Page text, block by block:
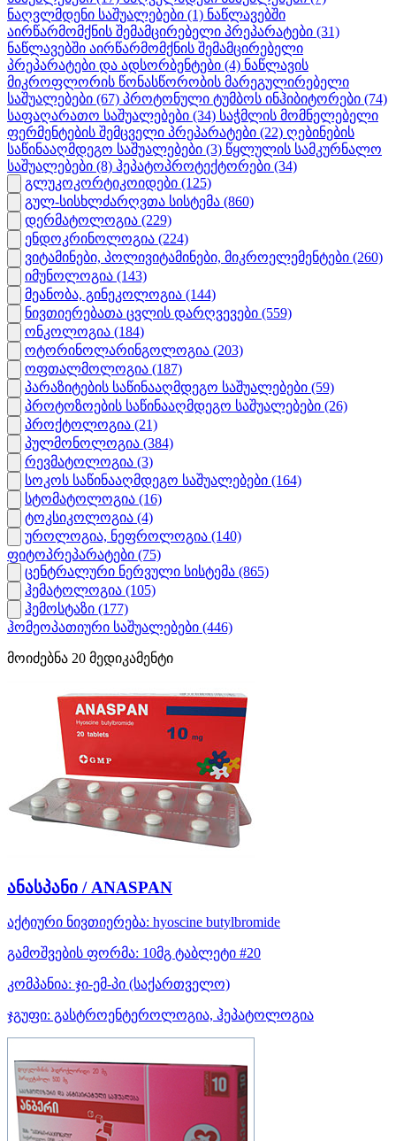
ნაღვლმდენი საშუალებები (1) ნაწლავებში
აირწარმომქნის შემამცირებელი პრეპარატები (31)
ნაწლავებში აირწარმომქნის შემამცირებელი
პრეპარატები და ადსორბენტები (4) ნაწლავის
მიკროფლორის წონასწორობის მარეგულირებელი
საშუალებები (67) პროტონული ტუმბოს ინჰიბიტორები (74)
საფაღარათო საშუალებები (34) საჭმლის მომნელებელი
ფერმენტების შემცველი პრეპარატები (22) ღებინების
საწინააღმდეგო საშუალებები (3) წყლულის სამკურნალო
საშუალებები (8) ჰეპატოპროტექტორები (34)
გლუკოკორტიკოიდები (125)
გულ-სისხლძარღვთა სისტემა (860)
დერმატოლოგია (229)
ენდოკრინოლოგია (224)
ვიტამინები, პოლივიტამინები, მიკროელემენტები (260)
იმუნოლოგია (143)
მეანობა, გინეკოლოგია (144)
ნივთიერებათა ცვლის დარღვევები (559)
ონკოლოგია (184)
ოტორინოლარინგოლოგია (203)
ოფთალმოლოგია (187)
პარაზიტების საწინააღმდეგო საშუალებები (59)
პროტოზოების საწინააღმდეგო საშუალებები (26)
პროქტოლოგია (21)
პულმონოლოგია (384)
რევმატოლოგია (3)
სოკოს საწინააღმდეგო საშუალებები (164)
სტომატოლოგია (16)
ტოკსიკოლოგია (4)
უროლოგია, ნეფროლოგია (140)
ფიტოპრეპარატები (75)
ცენტრალური ნერვული სისტემა (865)
ჰემატოლოგია (105)
ჰემოსტაზი (177)
ჰომეოპათიური საშუალებები (446)
მოიძებნა 20 მედიკამენტი
ანასპანი / ANASPAN
აქტიური ნივთიერება: hyoscine butylbromide
გამოშვების ფორმა: 10მგ ტაბლეტი #20
კომპანია: ჯი-ემ-პი (საქართველო)
ჯგუფი: გასტროენტეროლოგია, ჰეპატოლოგია